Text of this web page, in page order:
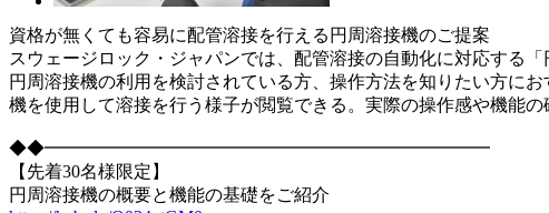
資格が無くても容易に配管溶接を行える円周溶接機のご提案
スウェージロック・ジャパンでは、配管溶接の自動化に対応する
円周溶接機の利用を検討されている方、操作方法を知りたい方に
機を使用して溶接を行う様子が閲覧できる。実際の操作感や機能の
◆◆━━━━━━━━━━━━━━━━━━━━━━━━━
【先着30名様限定】
円周溶接機の概要と機能の基礎をご紹介